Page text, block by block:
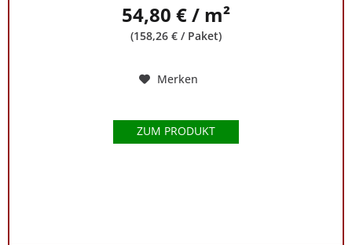
54,80 € / m²
(158,26 € / Paket)
Merken
ZUM PRODUKT